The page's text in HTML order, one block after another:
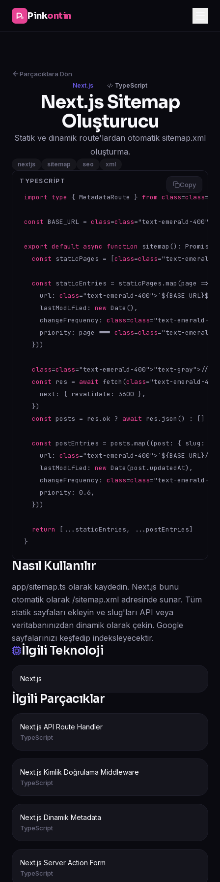
Pinkontin
Parçacıklara Dön
Next.js TypeScript
Next.js Sitemap
Oluşturucu
Statik ve dinamik route'lardan otomatik sitemap.xml
oluşturma.
nextjs sitemap seo xml
Copy
TYPESCRIPT
import type { MetadataRoute } from class=class
const BASE_URL = class=class="text-emerald-400
export default async function
sitemap():
const staticPages = [class=class="text-emerald-
const staticEntries = staticPages.map(page => ({
    url:
class="text-emerald-400
    lastModified:
new Date(),
    changeFrequency:
class=class="text-emerald-
    priority: page ===
class=class="text-emerald-
  }))
class=class="text-emerald-400">"text-gray">//
const res = await fetch(class="text-emerald-400
    next: { revalidate:
3600 },
  })
const posts = res.ok ? await res.json() : []
const postEntries = posts.map((post: { slug:
    url:
class="text-emerald-400">`${BASE_URL}/
    lastModified:
new Date(post.updatedAt),
    changeFrequency:
class=class="text-emerald-
    priority:
0 . 6,
  }))
return
[...staticEntries, ...postEntries]
}
Nasıl Kullanılır
app/sitemap.ts olarak kaydedin. Next.js bunu
otomatik olarak /sitemap.xml adresinde sunar. Tüm
statik sayfaları ekleyin ve slug'ları API veya
veritabanınızdan dinamik olarak çekin. Google
sayfalarınızı keşfedip indeksleyecektir.
İlgili Teknoloji
Next.js
İlgili Parçacıklar
Next.js API Route Handler
TypeScript
Next.js Kimlik Doğrulama Middleware
TypeScript
Next.js Dinamik Metadata
TypeScript
Next.js Server Action Form
TypeScript